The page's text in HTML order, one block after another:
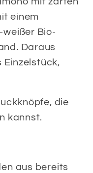
einem
Bio-
Daraus
die
kannst.
aus bereits